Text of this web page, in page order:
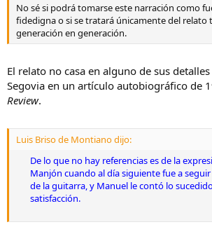
No sé si podrá tomarse este narración como
fidedigna o si se tratará únicamente del relato
generación en generación.
El relato no casa en alguno de sus
Segovia en un artículo autobiográfico de
Review.
Luis Briso de Montiano dijo:
De lo que no hay referencias es de la
Manjón cuando al día siguiente fue a
de la guitarra, y Manuel le contó lo
satisfacción.